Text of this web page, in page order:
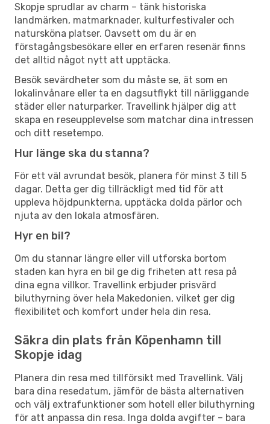
Skopje sprudlar av charm – tänk historiska
landmärken, matmarknader, kulturfestivaler och
natursköna platser. Oavsett om du är en
förstagångsbesökare eller en erfaren resenär finns
det alltid något nytt att upptäcka.
Besök sevärdheter som du måste se, ät som en
lokalinvånare eller ta en dagsutflykt till närliggande
städer eller naturparker. Travellink hjälper dig att
skapa en reseupplevelse som matchar dina intressen
och ditt resetempo.
Hur länge ska du stanna?
För ett väl avrundat besök, planera för minst 3 till 5
dagar. Detta ger dig tillräckligt med tid för att
uppleva höjdpunkterna, upptäcka dolda pärlor och
njuta av den lokala atmosfären.
Hyr en bil?
Om du stannar längre eller vill utforska bortom
staden kan hyra en bil ge dig friheten att resa på
dina egna villkor. Travellink erbjuder prisvärd
biluthyrning över hela Makedonien, vilket ger dig
flexibilitet och komfort under hela din resa.
Säkra din plats från Köpenhamn till
Skopje idag
Planera din resa med tillförsikt med Travellink. Välj
bara dina resedatum, jämför de bästa alternativen
och välj extrafunktioner som hotell eller biluthyrning
för att anpassa din resa. Inga dolda avgifter – bara